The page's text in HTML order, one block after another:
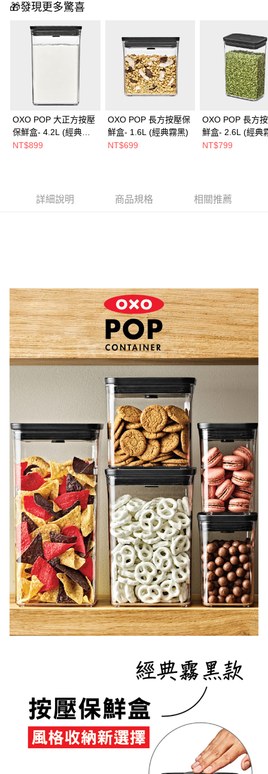
🎁發現更多驚喜
OXO POP 大正方按壓
保鮮盒- 4.2L (經典霧
黑)
NT$899
OXO POP 長方按壓保
鮮盒- 1.6L (經典霧黑)
NT$699
OXO POP 長方
鮮盒- 2.6L (經典
NT$799
詳細說明 商品規格 相關推薦